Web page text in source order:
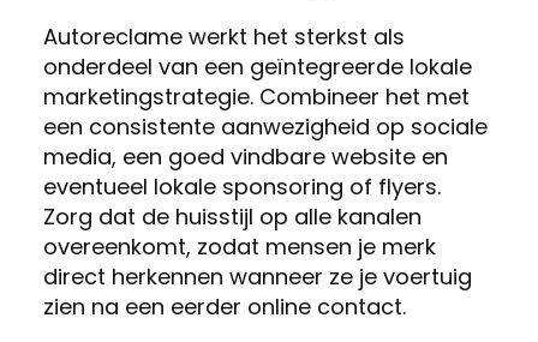
Autoreclame werkt het sterkst als
onderdeel van een geïntegreerde lokale
marketingstrategie. Combineer het met
een consistente aanwezigheid op sociale
media, een goed vindbare website en
eventueel lokale sponsoring of flyers.
Zorg dat de huisstijl op alle kanalen
overeenkomt, zodat mensen je merk
direct herkennen wanneer ze je voertuig
zien na een eerder online contact.